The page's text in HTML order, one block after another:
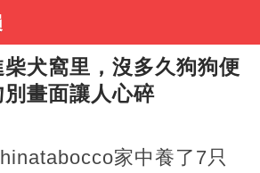
犬窩里，沒多久狗狗便
畫面讓人心碎
家中養了7只